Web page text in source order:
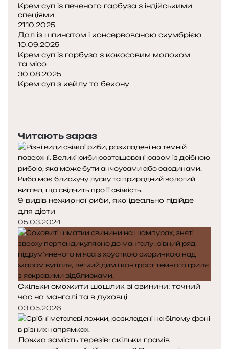
Крем-суп із печеного гарбуза з індійськими
спеціями
21.10.2025
Дал із шпинатом і консервованою скумбрією
10.09.2025
Крем-суп із гарбуза з кокосовим молоком
та місо
30.08.2025
Крем-суп з кейлу та бекону
р
е
д
н
я
с
т
о
р
і
н
к
а
т
у
п
н
а
с
т
о
р
і
н
к
а
Читають зараз
9 видів нежирної риби, яка ідеально підійде
для дієти
05.03.2024
Скільки смажити шашлик зі свинини: точний
час на мангалі та в духовці
03.05.2026
Ложка замість терезів: скільки грамів